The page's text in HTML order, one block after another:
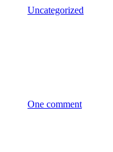
Uncategorized
One comment